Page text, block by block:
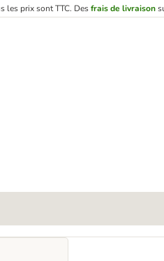
les prix sont TTC. Desfrais de livraison